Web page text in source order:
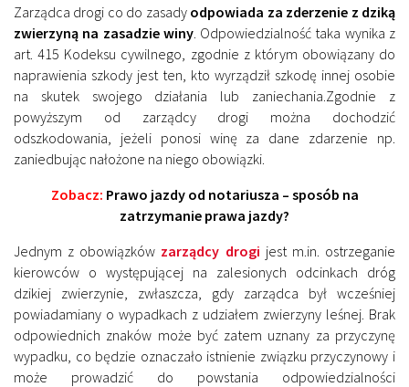
Zarządca drogi co do zasady odpowiada za zderzenie z dziką
zwierzyną na zasadzie winy. Odpowiedzialność taka wynika z
art. 415 Kodeksu cywilnego, zgodnie z którym obowiązany do
naprawienia szkody jest ten, kto wyrządził szkodę innej osobie
na skutek swojego działania lub zaniechania.Zgodnie z
powyższym od zarządcy drogi można dochodzić
odszkodowania, jeżeli ponosi winę za dane zdarzenie np.
zaniedbując nałożone na niego obowiązki.
Zobacz: Prawo jazdy od notariusza – sposób na
zatrzymanie prawa jazdy?
Jednym z obowiązków zarządcy drogi jest m.in. ostrzeganie
kierowców o występującej na zalesionych odcinkach dróg
dzikiej zwierzynie, zwłaszcza, gdy zarządca był wcześniej
powiadamiany o wypadkach z udziałem zwierzyny leśnej. Brak
odpowiednich znaków może być zatem uznany za przyczynę
wypadku, co będzie oznaczało istnienie związku przyczynowy i
może prowadzić do powstania odpowiedzialności